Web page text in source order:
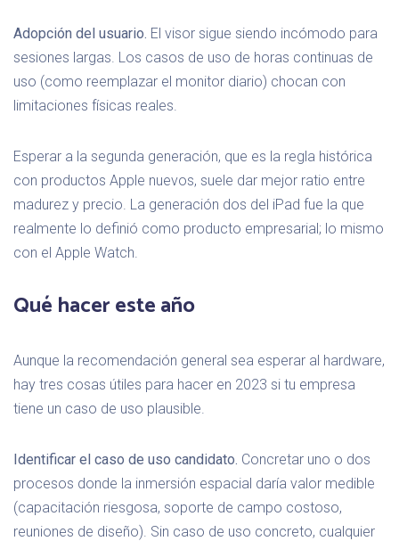
Adopción del usuario. El visor sigue siendo incómodo para
sesiones largas. Los casos de uso de horas continuas de
uso (como reemplazar el monitor diario) chocan con
limitaciones físicas reales.
Esperar a la segunda generación, que es la regla histórica
con productos Apple nuevos, suele dar mejor ratio entre
madurez y precio. La generación dos del iPad fue la que
realmente lo definió como producto empresarial; lo mismo
con el Apple Watch.
Qué hacer este año
Aunque la recomendación general sea esperar al hardware,
hay tres cosas útiles para hacer en 2023 si tu empresa
tiene un caso de uso plausible.
Identificar el caso de uso candidato. Concretar uno o dos
procesos donde la inmersión espacial daría valor medible
(capacitación riesgosa, soporte de campo costoso,
reuniones de diseño). Sin caso de uso concreto, cualquier